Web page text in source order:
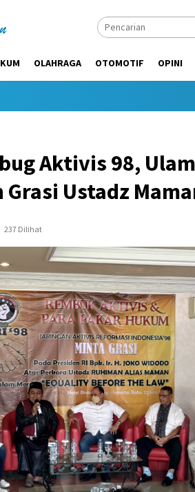
OLAHRAGA OTOMOTIF OPINI
Aktivis 98,
Grasi Ustadz
237 Dilihat